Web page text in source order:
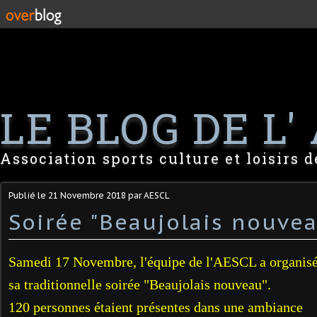
LE BLOG DE L'
Association sports culture et loisirs
Publié le 21 Novembre 2018 par AESCL
Soirée "Beaujolais
Samedi 17 Novembre, l'équipe de l'AESCL a
sa traditionnelle soirée "Beaujolais nouveau".
120 personnes étaient présentes dans une ambiance